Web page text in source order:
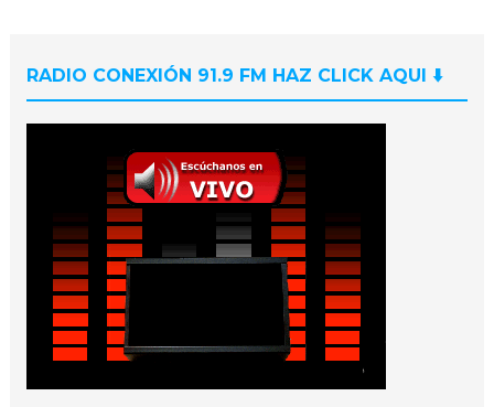
RADIO CONEXIÓN 91.9 FM HAZ CLICK AQUI ⬇️